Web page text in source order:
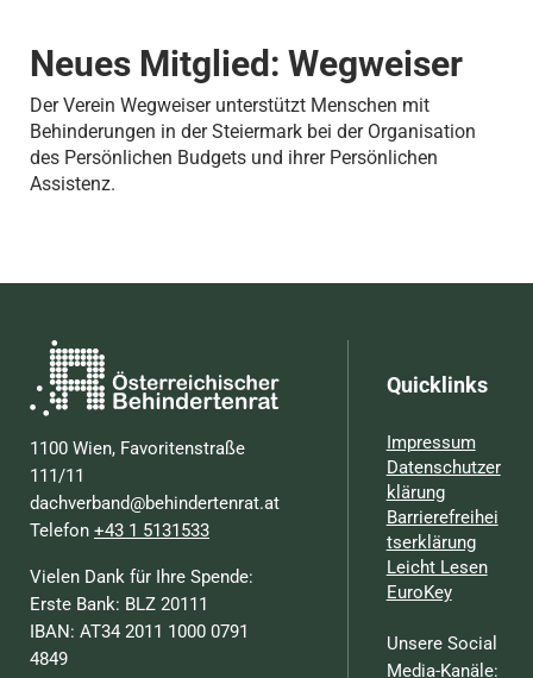
Neues Mitglied: Wegweiser
Der Verein Wegweiser unterstützt Menschen mit
Behinderungen in der Steiermark bei der Organisation
des Persönlichen Budgets und ihrer Persönlichen
Assistenz.
1100 Wien, Favoritenstraße
111/11
dachverband@behindertenrat.at
Telefon+43 1 5131533
Vielen Dank für Ihre Spende:
Erste Bank: BLZ 20111
IBAN: AT34 2011 1000 0791
4849
Quicklinks
Impressum
Datenschutzer
klärung
Barrierefreihei
tserklärung
Leicht Lesen
EuroKey
Unsere Social
Media-Kanäle: